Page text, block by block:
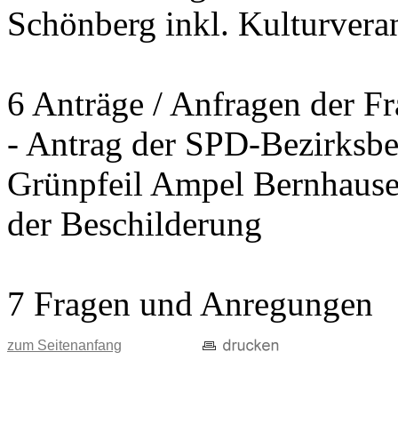
Schönberg inkl.
6 Anträge / Anfragen der
- Antrag der SPD-
Grünpfeil Ampel
der Beschilderung
7 Fragen und Anregungen
zum Seitenanfang